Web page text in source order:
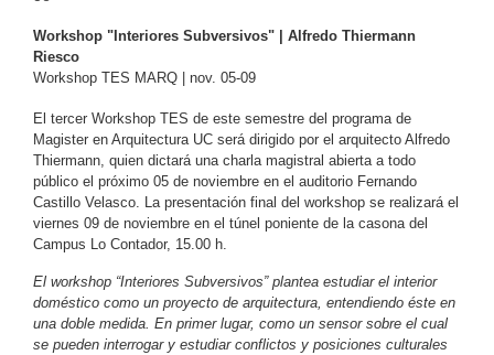
Workshop "Interiores Subversivos" | Alfredo Thiermann
Riesco
Workshop TES MARQ | nov. 05-09
El tercer Workshop TES de este semestre del programa de
Magister en Arquitectura UC será dirigido por el arquitecto Alfredo
Thiermann, quien dictará una charla magistral abierta a todo
público el próximo 05 de noviembre en el auditorio Fernando
Castillo Velasco. La presentación final del workshop se realizará el
viernes 09 de noviembre en el túnel poniente de la casona del
Campus Lo Contador, 15.00 h.
El workshop “Interiores Subversivos” plantea estudiar el interior
doméstico como un proyecto de arquitectura, entendiendo éste en
una doble medida. En primer lugar, como un sensor sobre el cual
se pueden interrogar y estudiar conflictos y posiciones culturales